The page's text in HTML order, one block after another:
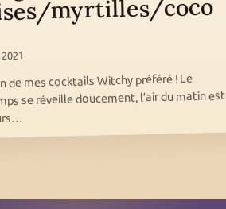
myrtilles/coco
de mes cocktails Witchy préféré ! Le
se réveille doucement, l’air du matin est